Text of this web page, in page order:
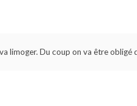
limoger. Du coup on va être obligé